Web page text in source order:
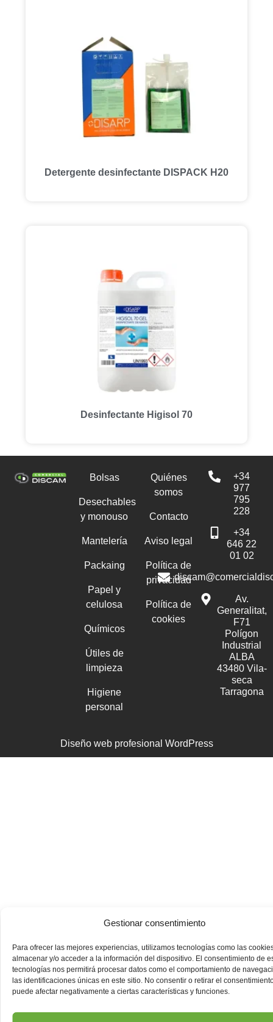
Gestionar consentimiento
Para ofrecer las mejores experiencias, utilizamos tecnologías como las
almacenar y/o acceder a la información del dispositivo. El consentimiento de
tecnologías nos permitirá procesar datos como el comportamiento de
las identificaciones únicas en este sitio. No consentir o retirar el
puede afectar negativamente a ciertas características y funciones.
Detergente desinfectante DISPACK H20
Desinfectante Higisol 70
Bolsas
Desechables
y monouso
Mantelería
Packaing
Papel y
celulosa
Químicos
Útiles de
limpieza
Higiene
personal
Quiénes
somos
Contacto
Aviso legal
Política de
privacidad
Política de
cookies
+34
977
795
228
+34
646 22
01 02
Av.
Generalitat,
F71
Polígon
Industrial
ALBA
43480 Vila-
seca
Tarragona
Diseño web profesional WordPress